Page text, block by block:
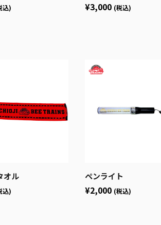
込) ¥3,000 (税込)
オル
込)
ペンライト
¥2,000 (税込)